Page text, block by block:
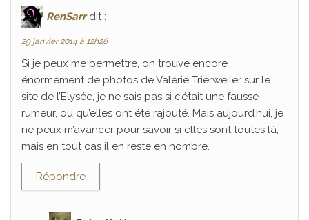
RenSarr dit :
29 janvier 2014 à 12h28
Si je peux me permettre, on trouve encore
énormément de photos de Valérie Trierweiler sur le
site de l’Elysée, je ne sais pas si c’était une fausse
rumeur, ou qu’elles ont été rajouté. Mais aujourd’hui, je
ne peux m’avancer pour savoir si elles sont toutes là,
mais en tout cas il en reste en nombre.
Répondre